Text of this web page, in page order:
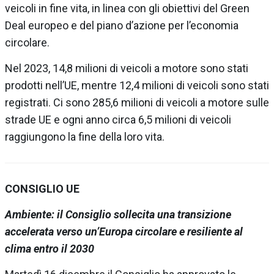
veicoli in fine vita, in linea con gli obiettivi del Green
Deal europeo e del piano d’azione per l’economia
circolare.
Nel 2023, 14,8 milioni di veicoli a motore sono stati
prodotti nell’UE, mentre 12,4 milioni di veicoli sono stati
registrati. Ci sono 285,6 milioni di veicoli a motore sulle
strade UE e ogni anno circa 6,5 milioni di veicoli
raggiungono la fine della loro vita.
CONSIGLIO UE
Ambiente: il Consiglio sollecita una transizione
accelerata verso un’Europa circolare e resiliente al
clima entro il 2030